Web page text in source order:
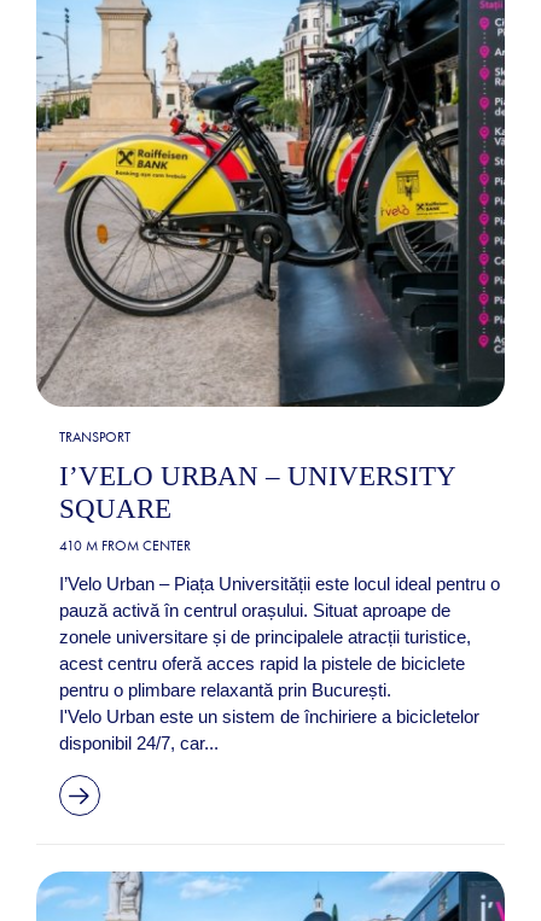
TRANSPORT
I’VELO URBAN – UNIVERSITY
SQUARE
410 M FROM CENTER
I’Velo Urban – Piața Universității este locul ideal pentru o
pauză activă în centrul orașului. Situat aproape de
zonele universitare și de principalele atracții turistice,
acest centru oferă acces rapid la pistele de biciclete
pentru o plimbare relaxantă prin București.
I'Velo Urban este un sistem de închiriere a bicicletelor
disponibil 24/7, car...